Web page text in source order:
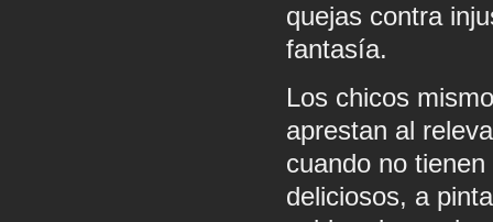
quejas contra
fantasía.
Los chicos
aprestan al
cuando no
deliciosos, a